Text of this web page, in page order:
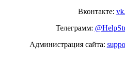
Вконтакте:
Телеграмм:
Администрация сайта: